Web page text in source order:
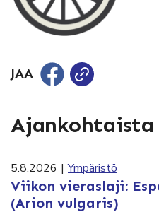
JAA
Ajankohtaista
5.8.2026 | Ympäristö
Viikon vieraslaji:
(Arion vulgaris)